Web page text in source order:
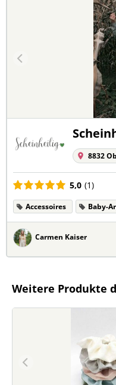
8832
5,0 (1)
Accessoires Baby-
Carmen Kaiser
Weitere Produkte